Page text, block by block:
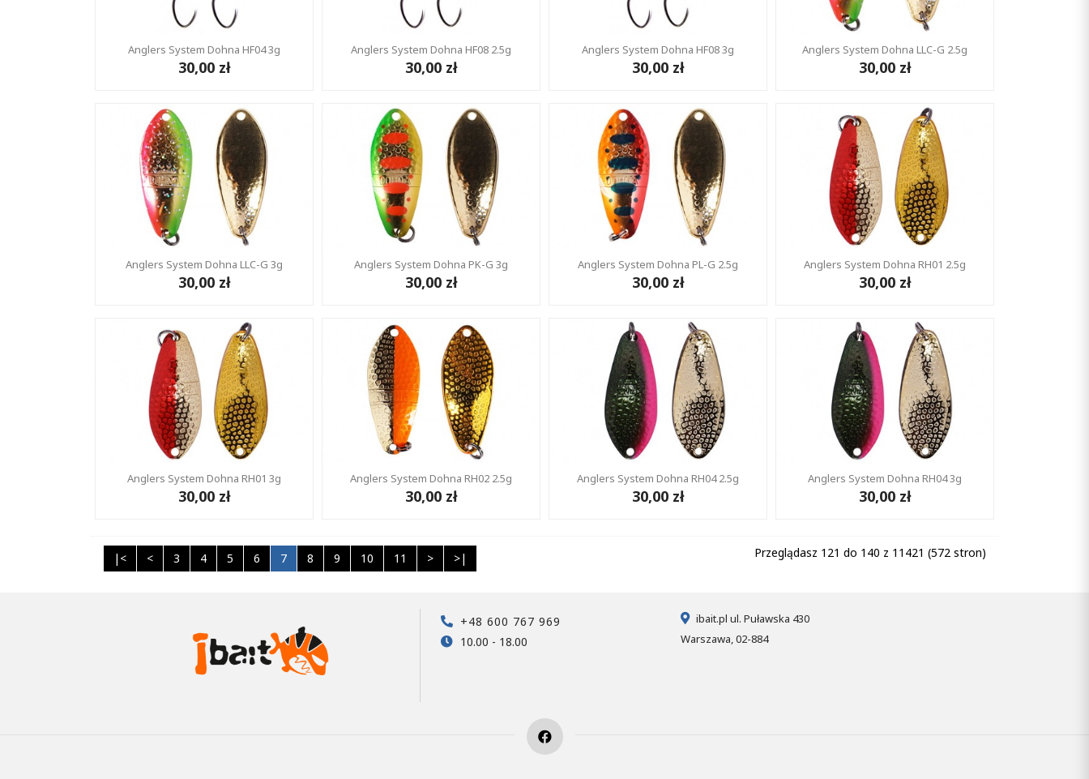
Anglers System Dohna HF04 3g
30,00 zł
Anglers System Dohna HF08 2.5g
30,00 zł
Anglers System Dohna HF08 3g
30,00 zł
Anglers System Dohna LLC-G 2.5g
30,00 zł
Anglers System Dohna LLC-G 3g
30,00 zł
Anglers System Dohna PK-G 3g
30,00 zł
Anglers System Dohna PL-G 2.5g
30,00 zł
Anglers System Dohna RH01 2.5g
30,00 zł
Anglers System Dohna RH01 3g
30,00 zł
Anglers System Dohna RH02 2.5g
30,00 zł
Anglers System Dohna RH04 2.5g
30,00 zł
Anglers System Dohna RH04 3g
30,00 zł
|< < 3 4 5 6 7 8 9 10 11 > >| Przeglądasz 121 do 140 z 11421 (572 stron)
+48 600 767 969
10.00 - 18.00
ibait.pl ul. Puławska 430
Warszawa, 02-884